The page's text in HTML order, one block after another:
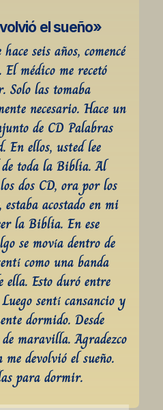
el sueño»
seis años, comencé
médico me recetó
las tomaba
necesario. Hace un
de CD Palabras
En ellos, usted lee
de toda la Biblia. Al
dos CD, ora por los
acostado en mi
la Biblia. En ese
se movía dentro de
como una banda
ella. Esto duró entre
sentí cansancio y
dormido. Desde
maravilla. Agradezco
devolvió el sueño.
para dormir.